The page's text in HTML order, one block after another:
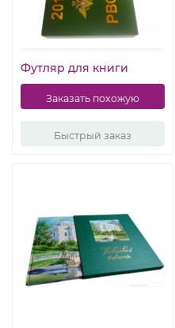
Футляр для книги
Заказать похожую
Быстрый заказ